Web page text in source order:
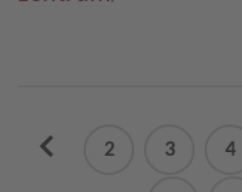
previous
2 3 4